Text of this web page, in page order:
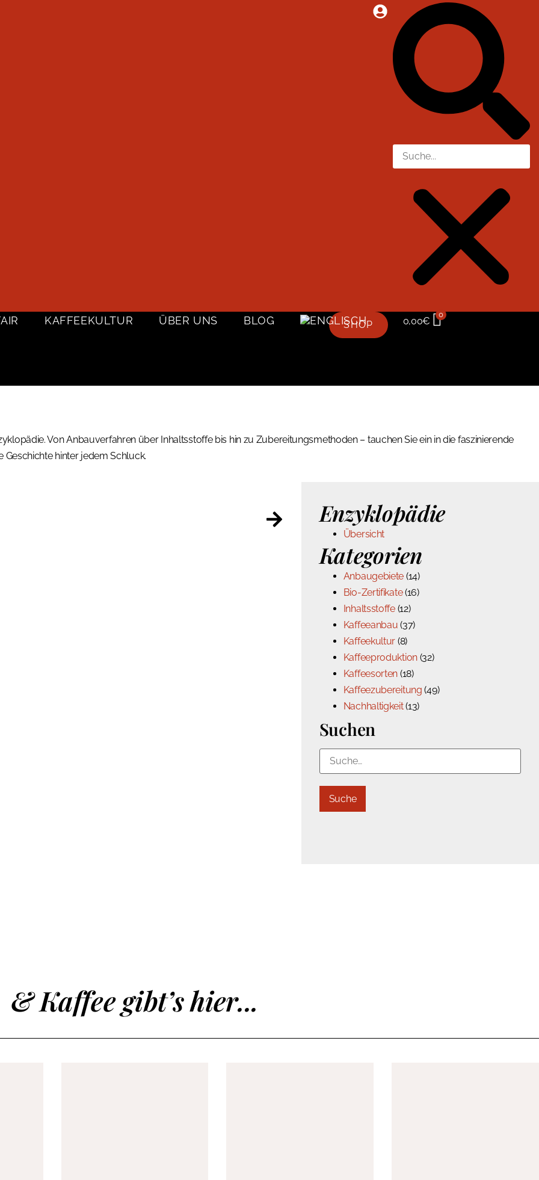
KAFFEEKULTUR ÜBER UNS BLOG SHOP 0,00€
0
Von Anbauverfahren über Inhaltsstoffe bis hin zu Zubereitungsmethoden – tauchen Sie ein in die faszinierende
Geschichte hinter jedem Schluck.
Enzyklopädie
Übersicht
Kategorien
Anbaugebiete (14)
Bio-Zertifikate(16)
Inhaltsstoffe(12)
Kaffeeanbau (37)
Kaffeekultur (8)
Kaffeeproduktion (32)
Kaffeesorten (18)
Kaffeezubereitung (49)
Nachhaltigkeit(13)
Suchen
Suche
& Kaffee gibt’s hier...